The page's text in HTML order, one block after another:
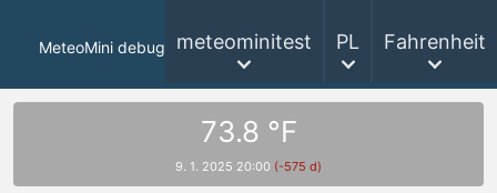
MeteoMini debug meteominitest PL Fahrenheit
73.8 °F
9. 1. 2025 20:00 (-575 d)